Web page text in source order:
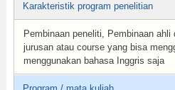
Karakteristik program penelitian
Pembinaan peneliti, Pembinaan
jurusan atau course yang bisa
menggunakan bahasa Inggris saja